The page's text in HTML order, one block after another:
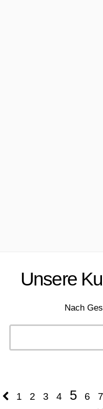
Unsere
Nach
1 2 3 4 5 6 7